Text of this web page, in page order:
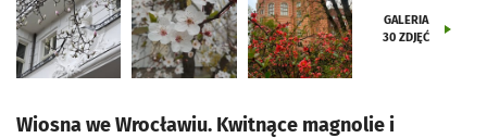
GALERIA
30 ZDJĘĆ
Wiosna we Wrocławiu. Kwitnące magnolie i